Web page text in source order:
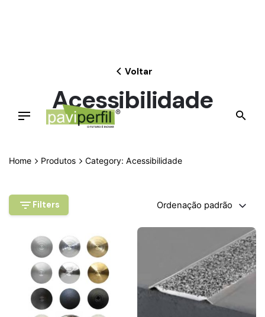
Voltar
Acessibilidade
Home Produtos Category: Acessibilidade
Filters Ordenação padrão